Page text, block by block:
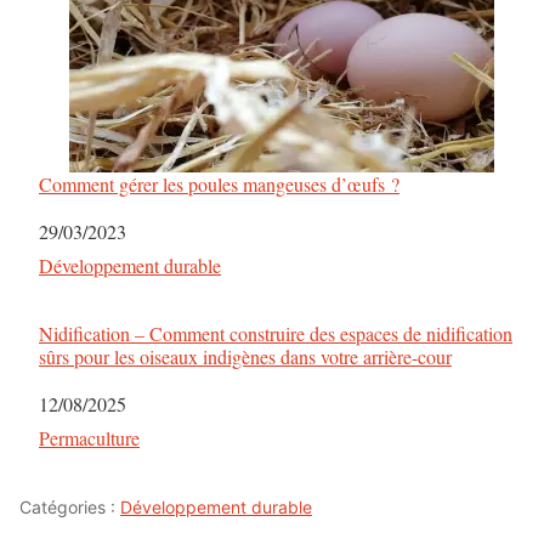
Comment gérer les poules mangeuses d’œufs ?
Date
29/03/2023
Par rapport à
Développement durable
Nidification – Comment construire des espaces de nidification
sûrs pour les oiseaux indigènes dans votre arrière-cour
Date
12/08/2025
Par rapport à
Permaculture
Catégories : Développement durable